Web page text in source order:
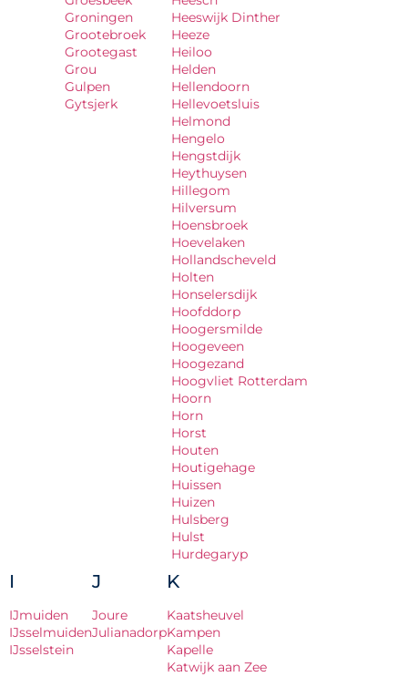
Groningen
Grootebroek
Grootegast
Grou
Gulpen
Gytsjerk
Heeswijk Dinther
Heeze
Heiloo
Helden
Hellendoorn
Hellevoetsluis
Helmond
Hengelo
Hengstdijk
Heythuysen
Hillegom
Hilversum
Hoensbroek
Hoevelaken
Hollandscheveld
Holten
Honselersdijk
Hoofddorp
Hoogersmilde
Hoogeveen
Hoogezand
Hoogvliet Rotterdam
Hoorn
Horn
Horst
Houten
Houtigehage
Huissen
Huizen
Hulsberg
Hulst
Hurdegaryp
I
IJmuiden
IJsselmuiden
IJsselstein
J
Joure
Julianadorp
K
Kaatsheuvel
Kampen
Kapelle
Katwijk aan Zee